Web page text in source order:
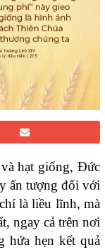
hạt giống, Đức
ấn tượng đối với
là liều lĩnh, mà
ngay cả trên nơi
hứa hẹn kết quả